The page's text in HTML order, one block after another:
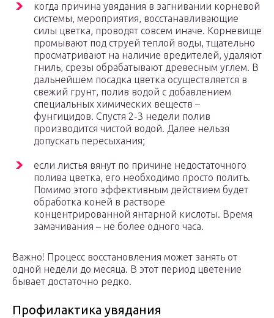
когда причина увядания в загнивании корневой
системы, мероприятия, восстанавливающие
силы цветка, проводят совсем иначе. Корневище
промывают под струей теплой воды, тщательно
просматривают на наличие вредителей, удаляют
гниль, срезы обрабатывают древесным углем. В
дальнейшем посадка цветка осуществляется в
свежий грунт, полив водой с добавлением
специальных химических веществ –
фунгицидов. Спустя 2-3 недели полив
производится чистой водой. Далее нельзя
допускать пересыхания;
если листья вянут по причине недостаточного
полива цветка, его необходимо просто полить.
Помимо этого эффективным действием будет
обработка коней в растворе
концентрированной янтарной кислоты. Время
замачивания – не более одного часа.
Важно! Процесс восстановления может занять от
одной недели до месяца. В этот период цветение
бывает достаточно редко.
Профилактика увядания